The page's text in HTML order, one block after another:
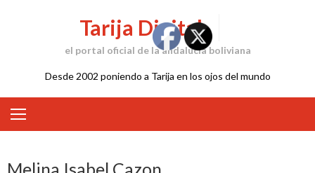
Tarija Digital
el portal oficial de la andalucía boliviana
Desde 2002 poniendo a Tarija en los ojos del mundo